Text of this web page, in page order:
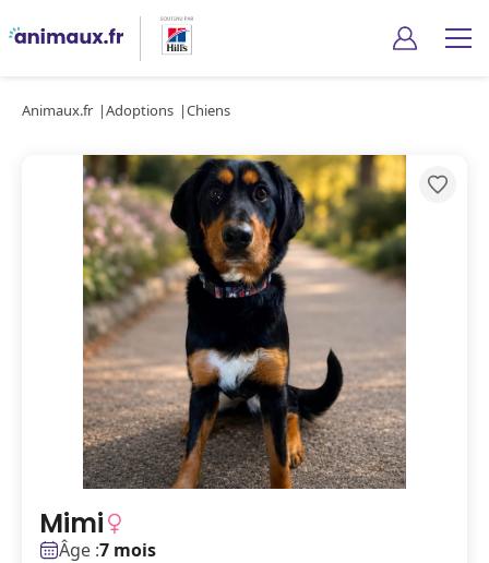
Animaux.fr Adoptions Chiens
Mimi
Âge :7 mois